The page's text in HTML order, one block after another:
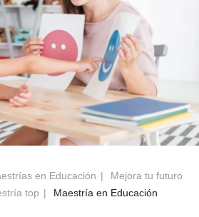
en Educación
Mejora tu futuro
top
Maestría en Educación